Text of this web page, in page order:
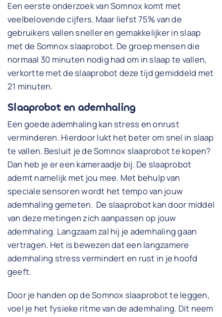
Een eerste onderzoek van Somnox komt met
veelbelovende cijfers. Maar liefst 75% van de
gebruikers vallen sneller en gemakkelijker in slaap
met de Somnox slaaprobot. De groep mensen die
normaal 30 minuten nodig had om in slaap te vallen,
verkortte met de slaaprobot deze tijd gemiddeld met
21 minuten.
Slaaprobot en ademhaling
Een goede ademhaling kan stress en onrust
verminderen. Hierdoor lukt het beter om snel in slaap
te vallen. Besluit je de Somnox slaaprobot te kopen?
Dan heb je er een kameraadje bij. De slaaprobot
ademt namelijk met jou mee. Met behulp van
speciale sensoren wordt het tempo van jouw
ademhaling gemeten. De slaaprobot kan door middel
van deze metingen zich aanpassen op jouw
ademhaling. Langzaam zal hij je ademhaling gaan
vertragen. Het is bewezen dat een langzamere
ademhaling stress vermindert en rust in je hoofd
geeft.
Door je handen op de Somnox slaaprobot te leggen,
voel je het fysieke ritme van de ademhaling. Dit neem